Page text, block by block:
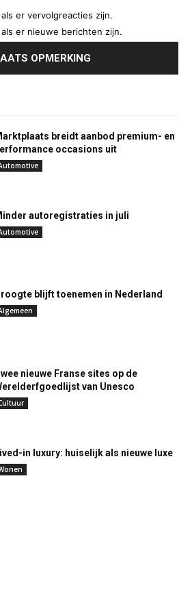
er vervolgreacties zijn.
er nieuwe berichten zijn.
breidt aanbod premium- en
occasions uit
autoregistraties in juli
blijft toenemen in Nederland
nieuwe Franse sites op de
van Unesco
in luxury: huiselijk als nieuwe luxe